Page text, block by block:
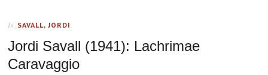
In SAVALL, JORDI
Jordi Savall (1941): Lachrimae
Caravaggio